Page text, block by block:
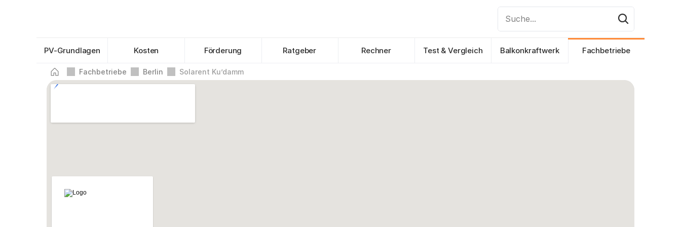
Suche...
PV-Grundlagen Kosten Förderung Ratgeber Rechner Test & Vergleich Balkonkraftwerk Fachbetriebe
Fachbetriebe Berlin Solarent Ku’damm